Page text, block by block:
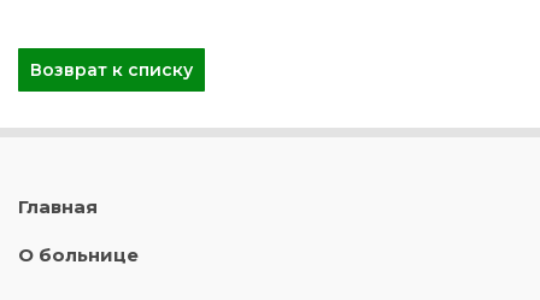
Возврат к списку
Главная
О больнице